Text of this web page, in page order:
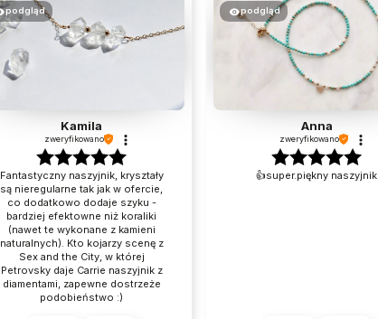
podgląd
Kamila
zweryfikowano
Fantastyczny naszyjnik, kryształy
są nieregularne tak jak w ofercie,
co dodatkowo dodaje szyku -
bardziej efektowne niż koraliki
(nawet te wykonane z kamieni
naturalnych). Kto kojarzy scenę z
Sex and the City, w której
Petrovsky daje Carrie naszyjnik z
diamentami, zapewne dostrzeże
podobieństwo :)
podgląd
Anna
zweryfikowano
👍️super.piękny naszyjnik